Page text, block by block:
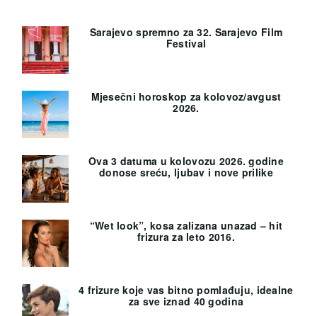
Sarajevo spremno za 32. Sarajevo Film
Festival
Mjesečni horoskop za kolovoz/avgust
2026.
Ova 3 datuma u kolovozu 2026. godine
donose sreću, ljubav i nove prilike
“Wet look”, kosa zalizana unazad – hit
frizura za leto 2016.
4 frizure koje vas bitno pomlađuju, idealne
za sve iznad 40 godina